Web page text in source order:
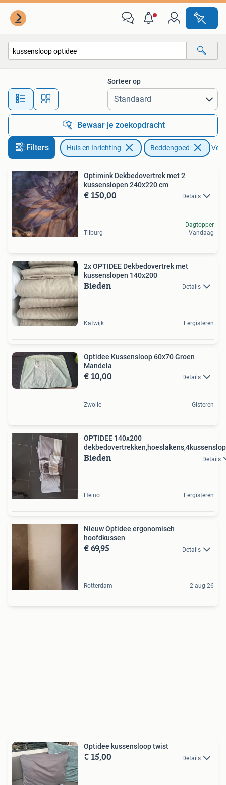
Alle afstanden…
Sorteer op
Bewaar je zoekopdracht
Filters Huis en Inrichting Beddengoed
Optimink Dekbedovertrek met 2
kussenslopen 240x220 cm
€ 150,00 Details
Tilburg
Dagtopper
Vandaag
2x OPTIDEE Dekbedovertrek met
kussenslopen 140x200
Bieden Details
Katwijk Eergisteren
Optidee Kussensloop 60x70 Groen
Mandela
€ 10,00 Details
Zwolle Gisteren
OPTIDEE 140x200
Bieden Details
Heino Eergisteren
Nieuw Optidee ergonomisch
hoofdkussen
€ 69,95 Details
Rotterdam 2 aug 26
Optidee kussensloop twist
€ 15,00 Details